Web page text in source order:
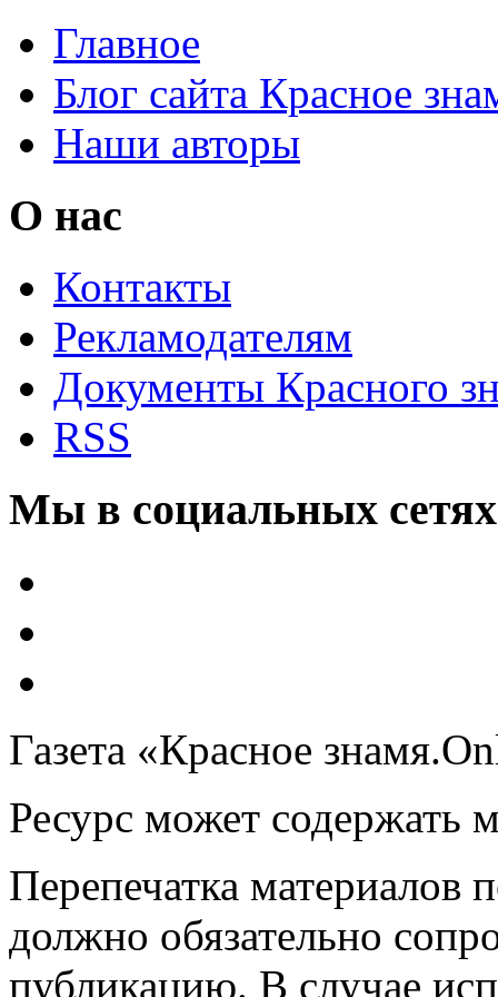
Главное
Блог сайта Красное
Наши авторы
О нас
Контакты
Рекламодателям
Документы Красного
RSS
Мы в социальных сетях
Газета «Красное
Ресурс может содержать
Перепечатка материалов
должно обязательно
публикацию. В случае